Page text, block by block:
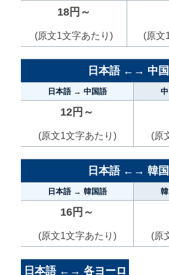
18円～
(原文1文字あたり) (原文
日本語 ←→ 中
日本語 → 中国語
12円～
(原文1文字あたり) (原
日本語 ←→ 韓
日本語 → 韓国語
16円～
(原文1文字あたり) (原
日本語 ←→ 各ヨーロ